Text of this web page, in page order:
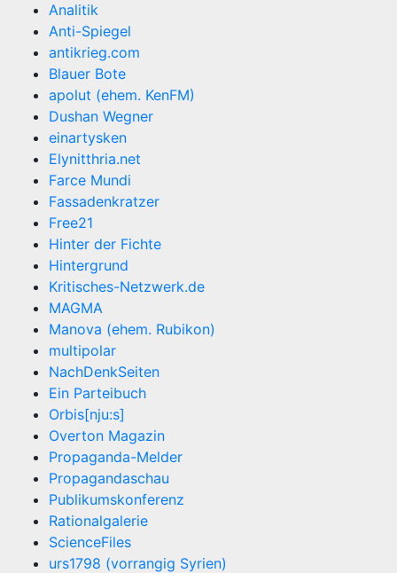
Analitik
Anti-Spiegel
antikrieg.com
Blauer Bote
apolut (ehem. KenFM)
Dushan Wegner
einartysken
Elynitthria.net
Farce Mundi
Fassadenkratzer
Free21
Hinter der Fichte
Hintergrund
Kritisches-Netzwerk.de
MAGMA
Manova (ehem. Rubikon)
multipolar
NachDenkSeiten
Ein Parteibuch
Orbis[nju:s]
Overton Magazin
Propaganda-Melder
Propagandaschau
Publikumskonferenz
Rationalgalerie
ScienceFiles
urs1798 (vorrangig Syrien)